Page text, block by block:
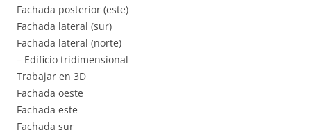
Fachada posterior (este)
Fachada lateral (sur)
Fachada lateral (norte)
– Edificio tridimensional
Trabajar en 3D
Fachada oeste
Fachada este
Fachada sur